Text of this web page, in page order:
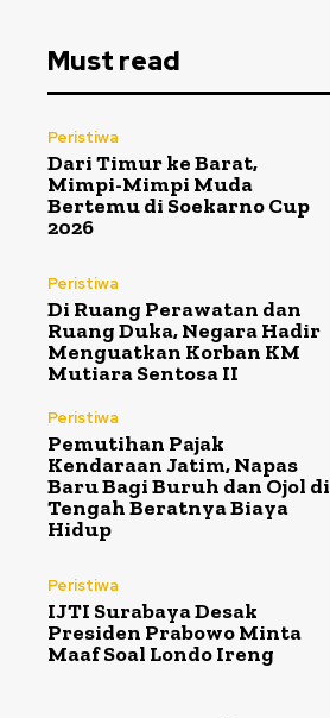
Must read
Peristiwa
Dari Timur ke Barat,
Mimpi-Mimpi Muda
Bertemu di Soekarno Cup
2026
Peristiwa
Di Ruang Perawatan dan
Ruang Duka, Negara Hadir
Menguatkan Korban KM
Mutiara Sentosa II
Peristiwa
Pemutihan Pajak
Kendaraan Jatim, Napas
Baru Bagi Buruh dan Ojol di
Tengah Beratnya Biaya
Hidup
Peristiwa
IJTI Surabaya Desak
Presiden Prabowo Minta
Maaf Soal Londo Ireng